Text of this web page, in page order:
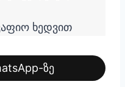
ხედვით
ზე